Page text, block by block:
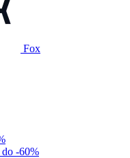
Fox
-60%